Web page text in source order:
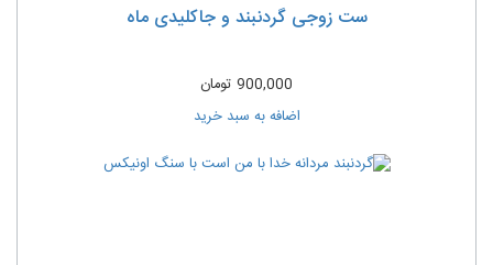
ست زوجی گردنبند و جاکلیدی ماه
900,000 تومان
اضافه به سبد خرید